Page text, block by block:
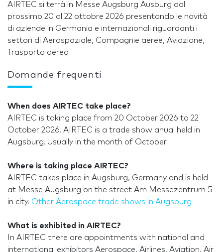
AIRTEC si terrà in Messe Augsburg Ausburg dal
prossimo 20 al 22 ottobre 2026 presentando le novità
di aziende in Germania e internazionali riguardanti i
settori di Aerospaziale, Compagnie aeree, Aviazione,
Trasporto aereo
Domande frequenti
When does AIRTEC take place?
AIRTEC is taking place from 20 October 2026 to 22
October 2026. AIRTEC is a trade show anual held in
Augsburg. Usually in the month of October.
Where is taking place AIRTEC?
AIRTEC takes place in Augsburg, Germany and is held
at Messe Augsburg on the street Am Messezentrum 5
in city. Other Aerospace trade shows in Augsburg
What is exhibited in AIRTEC?
In AIRTEC there are appointments with national and
international exhibitors Aerospace, Airlines, Aviation, Air